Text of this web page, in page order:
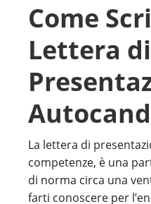
Come
Lettera di
La lettera di
competenze, è una
di norma circa una
farti conoscere per